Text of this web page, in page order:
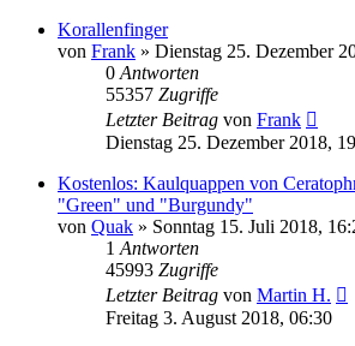
Korallenfinger
von Frank » Dienstag 25. Dezember
0 Antworten
55357 Zugriffe
Letzter Beitrag von Frank
Dienstag 25. Dezember 2018,
Kostenlos: Kaulquappen von
"Green" und "Burgundy"
von Quak » Sonntag 15. Juli 2018,
1 Antworten
45993 Zugriffe
Letzter Beitrag von Martin H.
Freitag 3. August 2018, 06:30